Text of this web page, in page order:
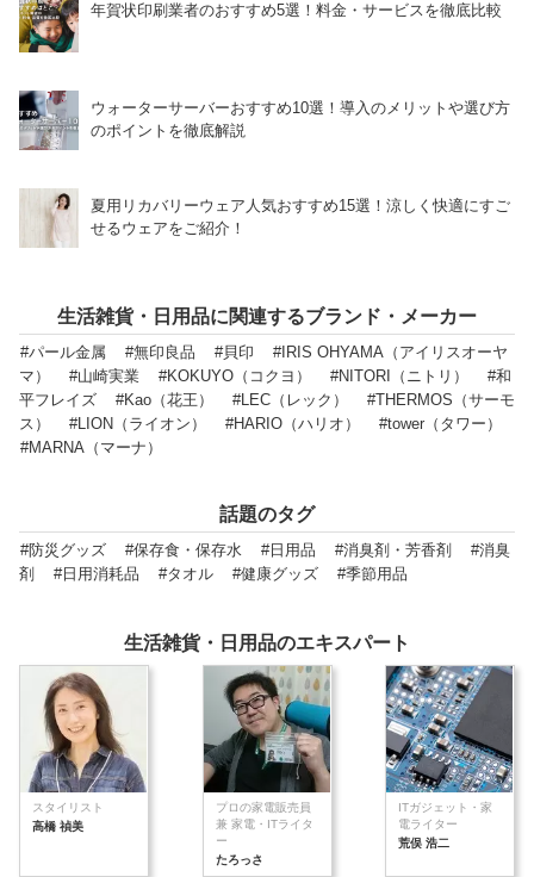
年賀状印刷業者のおすすめ5選！料金・サービスを徹底比較
ウォーターサーバーおすすめ10選！導入のメリットや選び方
のポイントを徹底解説
夏用リカバリーウェア人気おすすめ15選！涼しく快適にすご
せるウェアをご紹介！
生活雑貨・日用品に関連するブランド・メーカー
#パール金属 #無印良品 #貝印
#IRIS OHYAMA（アイリスオーヤ
マ）
#山崎実業 #KOKUYO（コクヨ） #NITORI（ニトリ）
#和
平フレイズ
#Kao（花王） #LEC（レック）
#THERMOS（サーモ
ス）
#LION（ライオン） #HARIO（ハリオ）
#tower（タワー）
#MARNA（マーナ）
話題のタグ
#防災グッズ #保存食・保存水 #日用品 #消臭剤・芳香剤
#消臭
剤
#日用消耗品 #タオル #健康グッズ #季節用品
生活雑貨・日用品のエキスパート
スタイリスト
高橋 禎美
プロの家電販売員
兼 家電・ITライタ
ー
たろっさ
ITガジェット・家
電ライター
荒俣 浩二